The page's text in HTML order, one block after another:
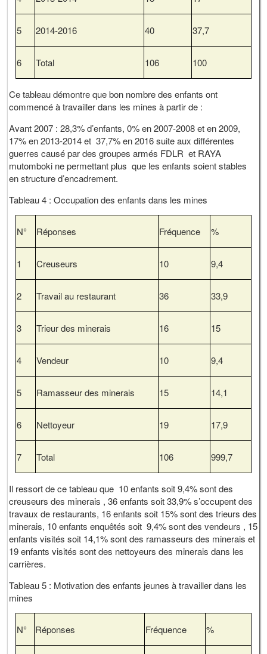
5 2014-2016 40 37,7
6 Total 106 100
Ce tableau démontre que bon nombre des enfants ont
commencé à travailler dans les mines à partir de :
Avant 2007 : 28,3% d’enfants, 0% en 2007-2008 et en 2009,
17% en 2013-2014 et 37,7% en 2016 suite aux différentes
guerres causé par des groupes armés FDLR et RAYA
mutomboki ne permettant plus que les enfants soient stables
en structure d’encadrement.
Tableau 4 : Occupation des enfants dans les mines
N° Réponses Fréquence %
1 Creuseurs 10 9,4
2 Travail au restaurant 36 33,9
3 Trieur des minerais 16 15
4 Vendeur 10 9,4
5 Ramasseur des minerais 15 14,1
6 Nettoyeur 19 17,9
7 Total 106 999,7
Il ressort de ce tableau que 10 enfants soit 9,4% sont des
creuseurs des minerais , 36 enfants soit 33,9% s’occupent des
travaux de restaurants, 16 enfants soit 15% sont des trieurs des
minerais, 10 enfants enquêtés soit 9,4% sont des vendeurs , 15
enfants visités soit 14,1% sont des ramasseurs des minerais et
19 enfants visités sont des nettoyeurs des minerais dans les
carrières.
Tableau 5 : Motivation des enfants jeunes à travailler dans les
mines
N° Réponses Fréquence %